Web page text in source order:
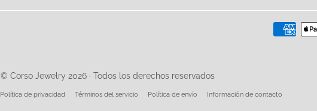
© Corso Jewelry 2026 · Todos los derechos reservados
Política de privacidad Términos del servicio Política de envío Información de contacto